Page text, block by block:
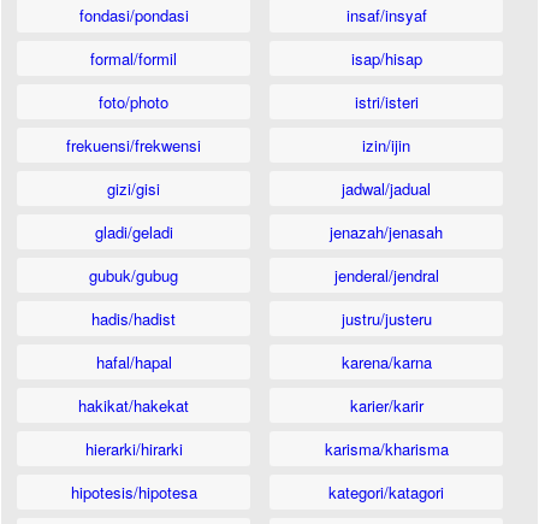
fondasi/pondasi
formal/formil
foto/photo
frekuensi/frekwensi
gizi/gisi
gladi/geladi
gubuk/gubug
hadis/hadist
hafal/hapal
hakikat/hakekat
hierarki/hirarki
hipotesis/hipotesa
insaf/insyaf
isap/hisap
istri/isteri
izin/ijin
jadwal/jadual
jenazah/jenasah
jenderal/jendral
justru/justeru
karena/karna
karier/karir
karisma/kharisma
kategori/katagori